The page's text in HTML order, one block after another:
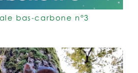
bas-carbone n°3